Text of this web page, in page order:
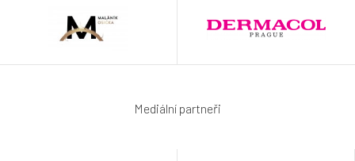
Mediální partneři